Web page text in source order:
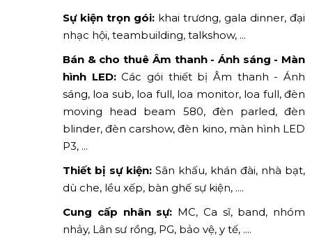
Sự kiện trọn gói: khai trương, gala dinner, đại
nhạc hội, teambuilding, talkshow, ...
Bán & cho thuê Âm thanh - Ánh sáng - Màn
hình LED:Các gói thiết bị Âm thanh - Ánh
sáng, loa sub, loa full, loa monitor, loa full, đèn
moving head beam 580, đèn parled, đèn
blinder, đèn carshow, đèn kino, màn hình LED
P3, ...
Thiết bị sự kiện: Sân khấu, khán đài, nhà bạt,
dù che, lều xếp, bàn ghế sự kiện, ....
Cung cấp nhân sự: MC, Ca sĩ, band, nhóm
nhảy, Lân sư rồng, PG, bảo vệ, y tế, ....